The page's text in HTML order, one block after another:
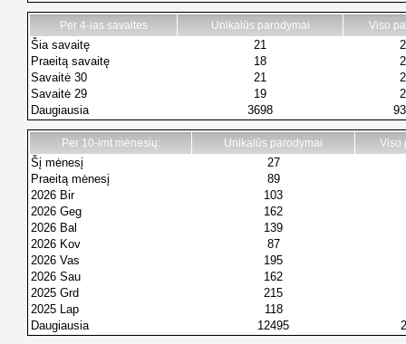
Per 4-ias savaites Unikalūs parodymai Viso
Šia savaitę 21
Praeitą savaitę
18
Savaitė 30
21
Savaitė 29
19
Daugiausia
3698
Per 10-imt mėnesių: Unikalūs parodymai Viso
Šį mėnesį
27
Praeitą mėnesį
89
2026 Bir
103
2026 Geg
162
2026 Bal
139
2026 Kov
87
2026 Vas
195
2026 Sau
162
2025 Grd
215
2025 Lap
118
Daugiausia
12495